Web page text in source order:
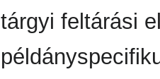
tárgyi feltárási